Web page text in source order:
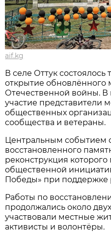
aif.kg
В селе Оттук состоялось
открытие
Отечественной войны.
участие представители
общественных
сообщества и ветераны.
Центральным событием
восстановленного
реконструкция
общественной
Победы» при поддержке
Работы по
продолжались около
участвовали местные
активисты и волонтёры.